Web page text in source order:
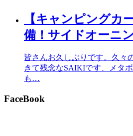
【キャンピングカ
備！サイドオーニ
皆さんお久しぶりです。久々
きて残念なSAIKIです、メタ
も…
FaceBook